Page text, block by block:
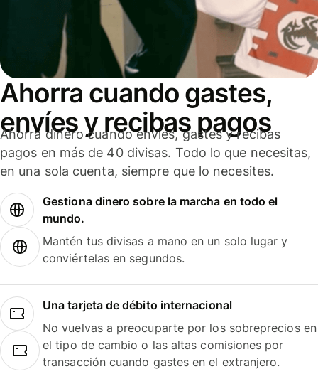
Ahorra cuando gastes,
envíes y recibas pagos
Ahorra dinero cuando envíes, gastes y recibas
pagos en más de 40 divisas. Todo lo que necesitas,
en una sola cuenta, siempre que lo necesites.
Gestiona dinero sobre la marcha en todo el
mundo.
Mantén tus divisas a mano en un solo lugar y
conviértelas en segundos.
Una tarjeta de débito internacional
No vuelvas a preocuparte por los sobreprecios en
el tipo de cambio o las altas comisiones por
transacción cuando gastes en el extranjero.